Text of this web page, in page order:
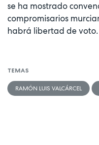
se ha mostrado
compromisarios
habrá libertad de voto.
TEMAS
RAMÓN LUIS VALCÁRCEL